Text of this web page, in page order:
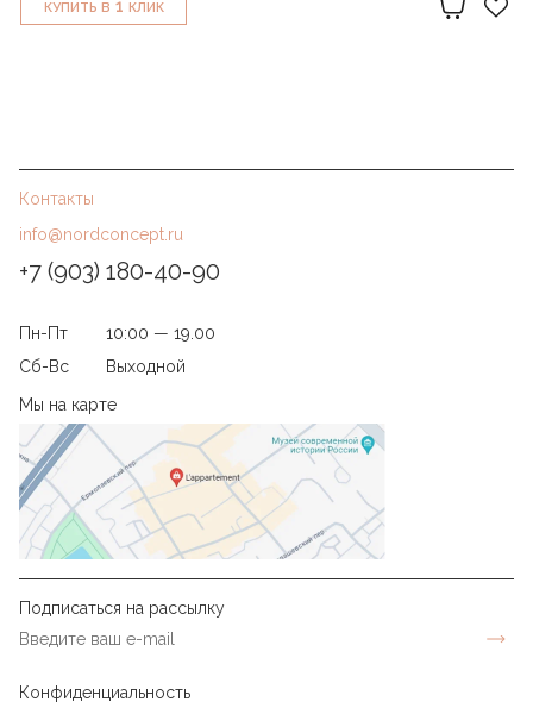
КУПИТЬ В 1 КЛИК
Контакты
info@nordconcept.ru
+7 (903) 180-40-90
Пн-Пт
10:00 — 19.00
Сб-Вс
Выходной
Мы на карте
Подписаться на рассылку
Конфиденциальность